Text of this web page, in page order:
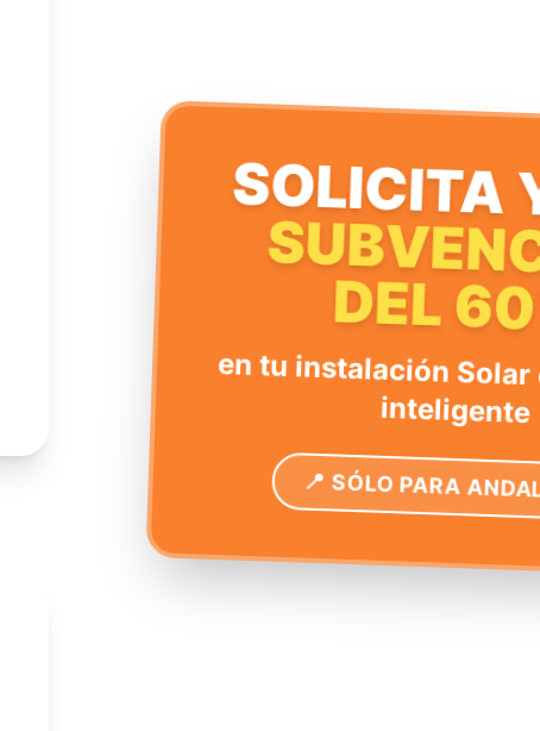
SOLICITA
DEL
en tu instalación
inteligente
📍 SÓLO PARA